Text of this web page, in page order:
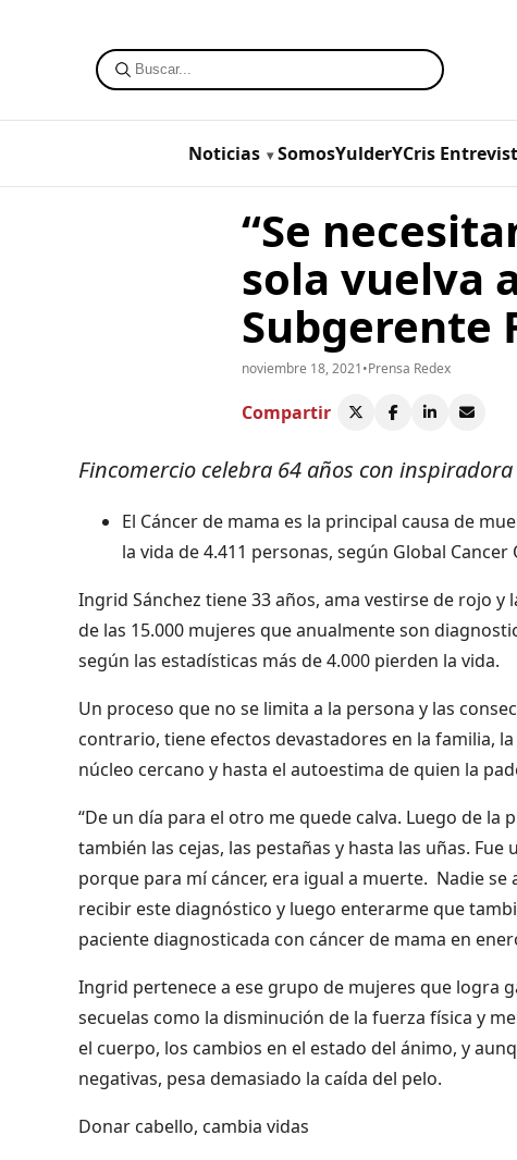
Noticias SomosYulderYCris
“Se
sola vuelva
Subgerente
noviembre 18, 2021•Prensa Redex
Compartir
Fincomercio celebra 64 años con
El Cáncer de mama es la principal causa de
la vida de 4.411 personas, según Global
Ingrid Sánchez tiene 33 años, ama vestirse de rojo
de las 15.000 mujeres que anualmente son
según las estadísticas más de 4.000 pierden la vida.
Un proceso que no se limita a la persona y las
contrario, tiene efectos devastadores en la familia,
núcleo cercano y hasta el autoestima de quien la
“De un día para el otro me quede calva. Luego de
también las cejas, las pestañas y hasta las uñas.
porque para mí cáncer, era igual a muerte. Nadie
recibir este diagnóstico y luego enterarme que
paciente diagnosticada con cáncer de mama en
Ingrid pertenece a ese grupo de mujeres que logra
secuelas como la disminución de la fuerza física y
el cuerpo, los cambios en el estado del ánimo, y
negativas, pesa demasiado la caída del pelo.
Donar cabello, cambia vidas